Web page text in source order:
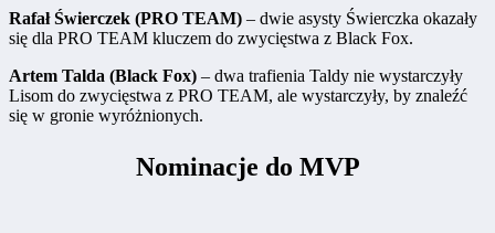
Rafał Świerczek (PRO TEAM) – dwie asysty Świerczka okazały
się dla PRO TEAM kluczem do zwycięstwa z Black Fox.
Artem Talda (Black Fox) – dwa trafienia Taldy nie wystarczyły
Lisom do zwycięstwa z PRO TEAM, ale wystarczyły, by znaleźć
się w gronie wyróżnionych.
Nominacje do MVP